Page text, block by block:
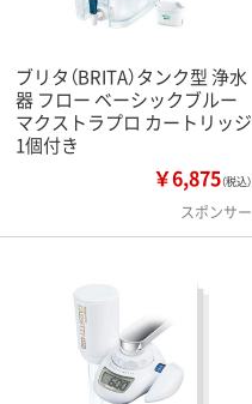
ブリタ（BRITA）タンク型 浄水
器 フロー ベーシックブルー
マクストラプロ カートリッジ
1個付き
￥6,875（税込）
スポンサー